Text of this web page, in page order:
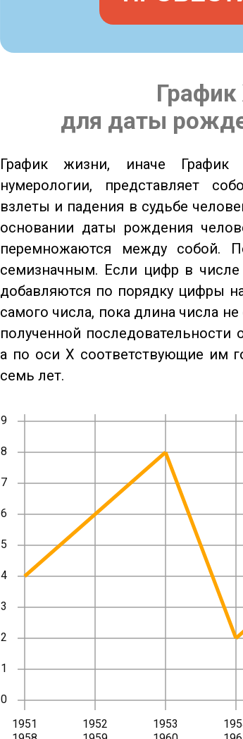
для даты
График жизни, иначе
нумерологии, представляет
взлеты и падения в судьбе
основании даты рождения
перемножаются между собой.
семизначным. Если цифр в
добавляются по порядку цифры
самого числа, пока длина числа
полученной последовательности
а по оси X соответствующие им
семь лет.